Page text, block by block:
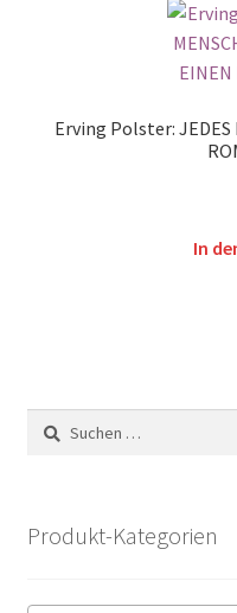
Erving Polster: JEDES
In
Suchen
nach:
Produkt-Kategorien